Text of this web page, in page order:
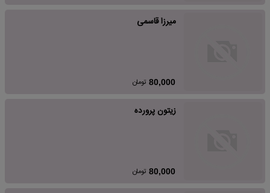
میرزا قاسمی
80,000 تومان
زیتون پرورده
80,000 تومان